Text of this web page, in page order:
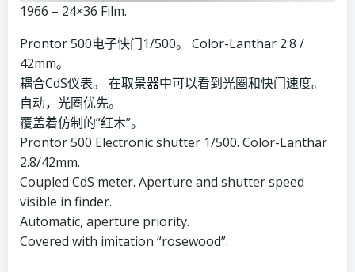
1966 – 24×36 Film.
Prontor 500电子快门1/500。 Color-Lanthar 2.8 /
42mm。
耦合CdS仪表。 在取景器中可以看到光圈和快门速度。
自动，光圈优先。
覆盖着仿制的“红木”。
Prontor 500 Electronic shutter 1/500. Color-Lanthar
2.8/42mm.
Coupled CdS meter. Aperture and shutter speed
visible in finder.
Automatic, aperture priority.
Covered with imitation “rosewood”.